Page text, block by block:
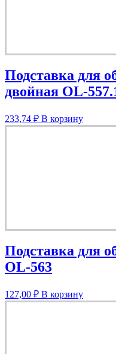
Подставка для
двойная OL-
233,74 ₽ В корзину
Подставка для
OL-563
127,00 ₽ В корзину